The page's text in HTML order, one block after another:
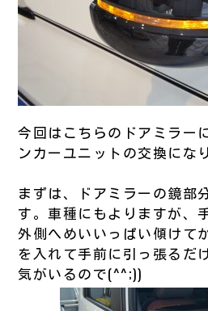
今回はこちらのドアミラー
ンカーユニットの交換にな
まずは、ドアミラーの鏡部
す。車種にもよりますが、
外側へめいいっぱい傾けて
を入れて手前に引っ張るだ
気がいるので(^^;))